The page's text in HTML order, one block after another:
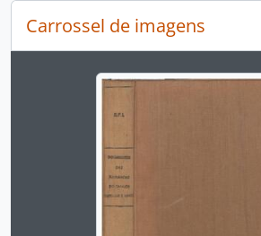
Carrossel de imagens
Ao alterar o slide atual